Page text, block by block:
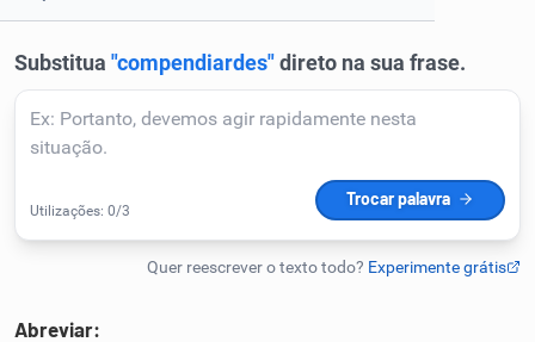
Resumir Texto
Corrigir Texto
Humanizador de IA
Abreviar: